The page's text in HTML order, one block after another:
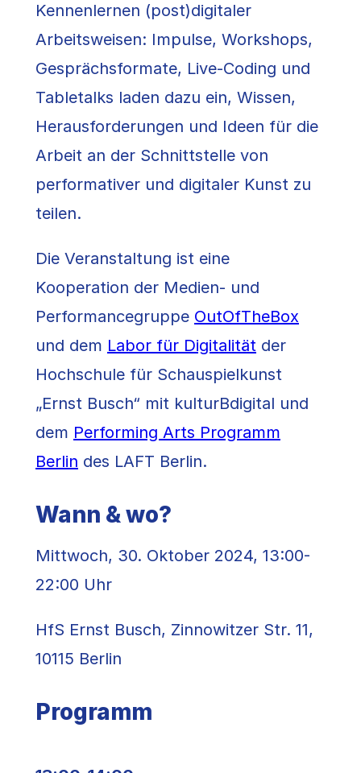
Kennenlernen (post)digitaler
Arbeitsweisen: Impulse, Workshops,
Gesprächsformate, Live-Coding und
Tabletalks laden dazu ein, Wissen,
Herausforderungen und Ideen für die
Arbeit an der Schnittstelle von
performativer und digitaler Kunst zu
teilen.
Die Veranstaltung ist eine
Kooperation der Medien- und
Performancegruppe OutOfTheBox
und dem Labor für Digitalität der
Hochschule für Schauspielkunst
„Ernst Busch“ mit kulturBdigital und
dem Performing Arts Programm
Berlin des LAFT Berlin.
Wann & wo?
Mittwoch, 30. Oktober 2024, 13:00-
22:00 Uhr
HfS Ernst Busch, Zinnowitzer Str. 11,
10115 Berlin
Programm